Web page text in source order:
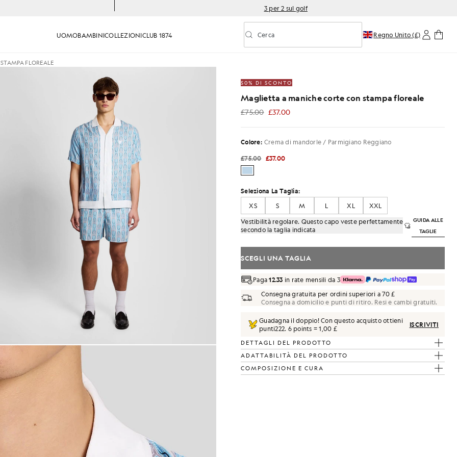
3 per 2 sul golf
UOMOBAMBINICOLLEZIONICLUB 1874 Attiva/disattiva la ricerca predittiva
Cerca Regno Unito (£)
FLOREALE
con camicia a maniche corte con stampa floreale nei colori crema mandorla/blu Parma
50% DI SCONTO
Maglietta a maniche corte con stampa floreale
£75.00 £37.00
£37.00
Colore: Crema di mandorle / Parmigiano Reggiano
£75.00 £37.00
Seleziona La Taglia:
XS
S M L XL
XXL
Vestibilità regolare. Questo capo veste perfettamente
secondo la taglia indicata
GUIDA ALLE
TAGLIE
SCEGLI UNA TAGLIA
Paga12.33 in rate mensili da 3
Consegna gratuita per ordini superiori a 70 £
Consegna a domicilio e punti di ritiro. Resi e cambi gratuiti.
Guadagna il doppio! Con questo acquisto ottieni
punti222. 6 points = 1,00 £ ISCRIVITI
DETTAGLI DEL PRODOTTO
ADATTABILITÀ DEL PRODOTTO
COMPOSIZIONE E CURA